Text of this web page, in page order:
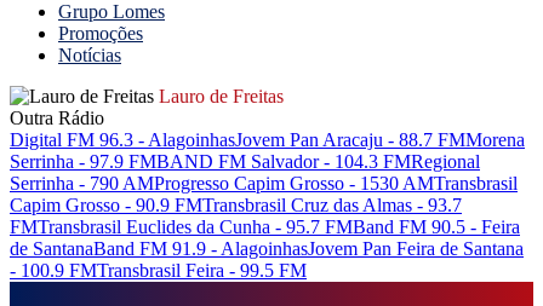
Grupo Lomes
Promoções
Notícias
Lauro de Freitas
Outra Rádio
Digital FM 96.3 - AlagoinhasJovem Pan Aracaju - 88.7 FMMorena
Serrinha - 97.9 FMBAND FM Salvador - 104.3 FMRegional
Serrinha - 790 AMProgresso Capim Grosso - 1530 AMTransbrasil
Capim Grosso - 90.9 FMTransbrasil Cruz das Almas - 93.7
FMTransbrasil Euclides da Cunha - 95.7 FMBand FM 90.5 - Feira
de SantanaBand FM 91.9 - AlagoinhasJovem Pan Feira de Santana
- 100.9 FMTransbrasil Feira - 99.5 FM